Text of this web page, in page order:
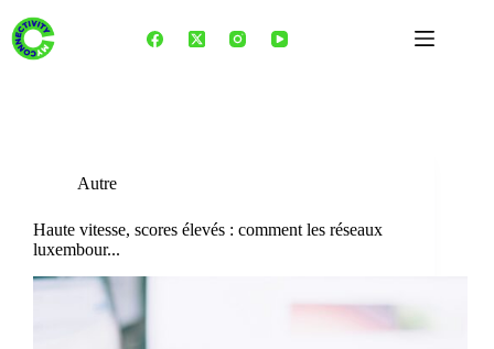
content
Autre
Haute vitesse, scores élevés : comment les réseaux
luxembour...